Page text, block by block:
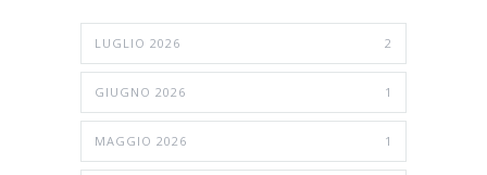
LUGLIO 2026 2
GIUGNO 2026 1
MAGGIO 2026 1